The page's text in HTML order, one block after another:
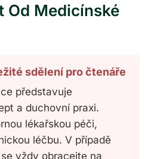
Od Medicínské
sdělení pro čtenáře
představuje
a duchovní praxi.
lékařskou péči,
léčbu. V případě
vždy obracejte na